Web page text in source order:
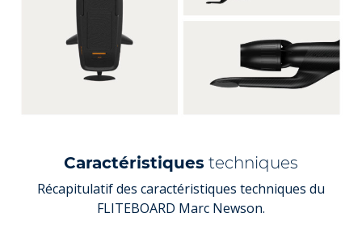
Caractéristiques techniques
Récapitulatif des caractéristiques techniques du
FLITEBOARD Marc Newson.